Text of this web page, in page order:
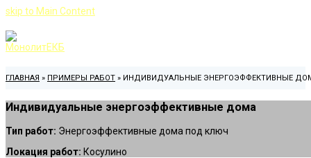
skip to Main Content
ГЛАВНАЯ » ПРИМЕРЫ РАБОТ » ИНДИВИДУАЛЬНЫЕ ЭНЕРГОЭФФЕКТИВНЫЕ
Индивидуальные энергоэффективные дома
Тип работ: Энергоэффективные дома под ключ
Локация работ: Косулино